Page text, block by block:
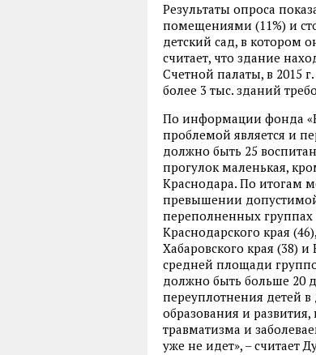
Результаты опроса
помещениями (11%) и
детский сад, в котором
считает, что здание
Счетной палаты, в 2015
более 3 тыс. зданий
По информации фонда
проблемой является и
должно быть 25
прогулок маленькая,
Краснодара. По итогам
превышении
переполненных группах
Краснодарского края
Хабаровского края (38)
средней площади
должно быть больше 20
переуплотнения детей в
образования и
травматизма и
уже не идет», – считает